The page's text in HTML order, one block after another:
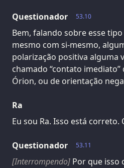
53.10
Questionador
Bem, falando sobre esse
mesmo com si-mesmo,
polarização positiva alguma
chamado “contato
Órion, ou de orientação
Ra
Eu sou Ra. Isso está correto.
53.11
Questionador
[Interrompendo] Por que isso